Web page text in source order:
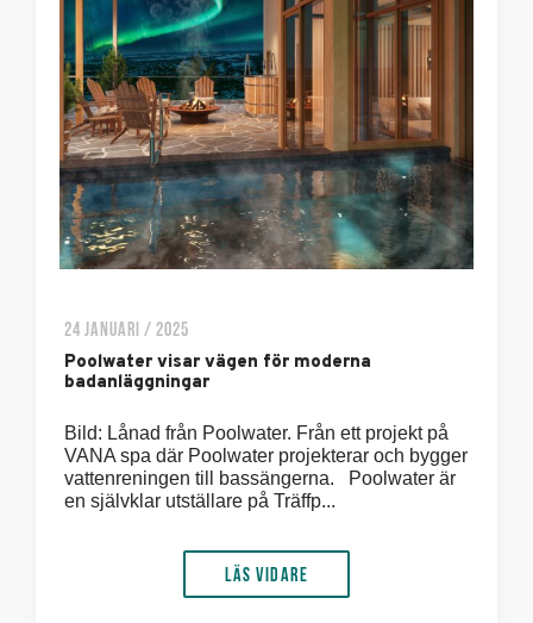
24 JANUARI / 2025
Poolwater visar vägen för moderna
badanläggningar
Bild: Lånad från Poolwater. Från ett projekt på
VANA spa där Poolwater projekterar och bygger
vattenreningen till bassängerna. Poolwater är
en självklar utställare på Träffp...
Läs vidare